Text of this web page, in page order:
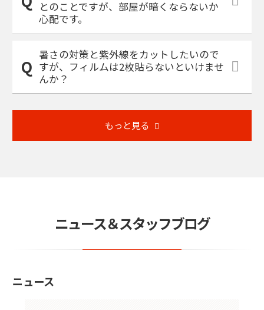
とのことですが、部屋が暗くならないか
心配です。
暑さの対策と紫外線をカットしたいので
すが、フィルムは2枚貼らないといけませ
んか？
もっと見る
ニュース＆スタッフブログ
ニュース